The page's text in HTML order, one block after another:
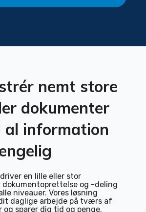
nemt store
dokumenter
al information
en lille eller stor
dokumentoprettelse og -deling
niveauer. Vores løsning
daglige arbejde på tværs af
og sparer dig tid og penge.